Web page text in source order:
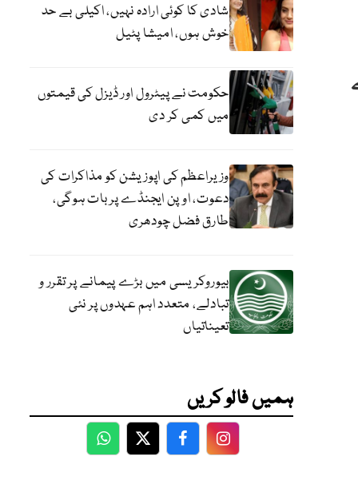
شادی کا کوئی ارادہ نہیں، اکیلی بے حد
خوش ہوں، امیشا پٹیل
حکومت نے پیٹرول اور ڈیزل کی قیمتوں
میں کمی کر دی
وزیراعظم کی اپوزیشن کو مذاکرات کی
دعوت، اوپن ایجنڈے پر بات ہوگی،
طارق فضل چودھری
بیوروکریسی میں بڑے پیمانے پر تقرر و
تبادلے، متعدد اہم عہدوں پر نئی
تعیناتیاں
ہمیں فالو کریں
WhatsApp
TwitterFacebookFacebook